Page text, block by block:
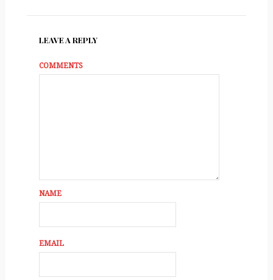
LEAVE A REPLY
COMMENTS
NAME
EMAIL